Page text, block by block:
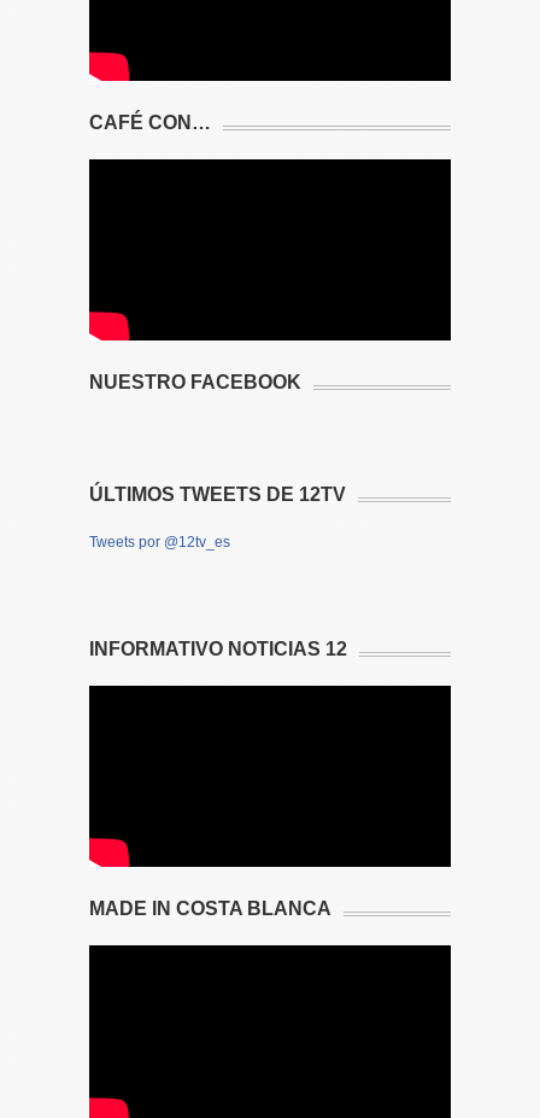
CAFÉ CON…
NUESTRO FACEBOOK
ÚLTIMOS TWEETS DE 12TV
Tweets por @12tv_es
INFORMATIVO NOTICIAS 12
MADE IN COSTA BLANCA